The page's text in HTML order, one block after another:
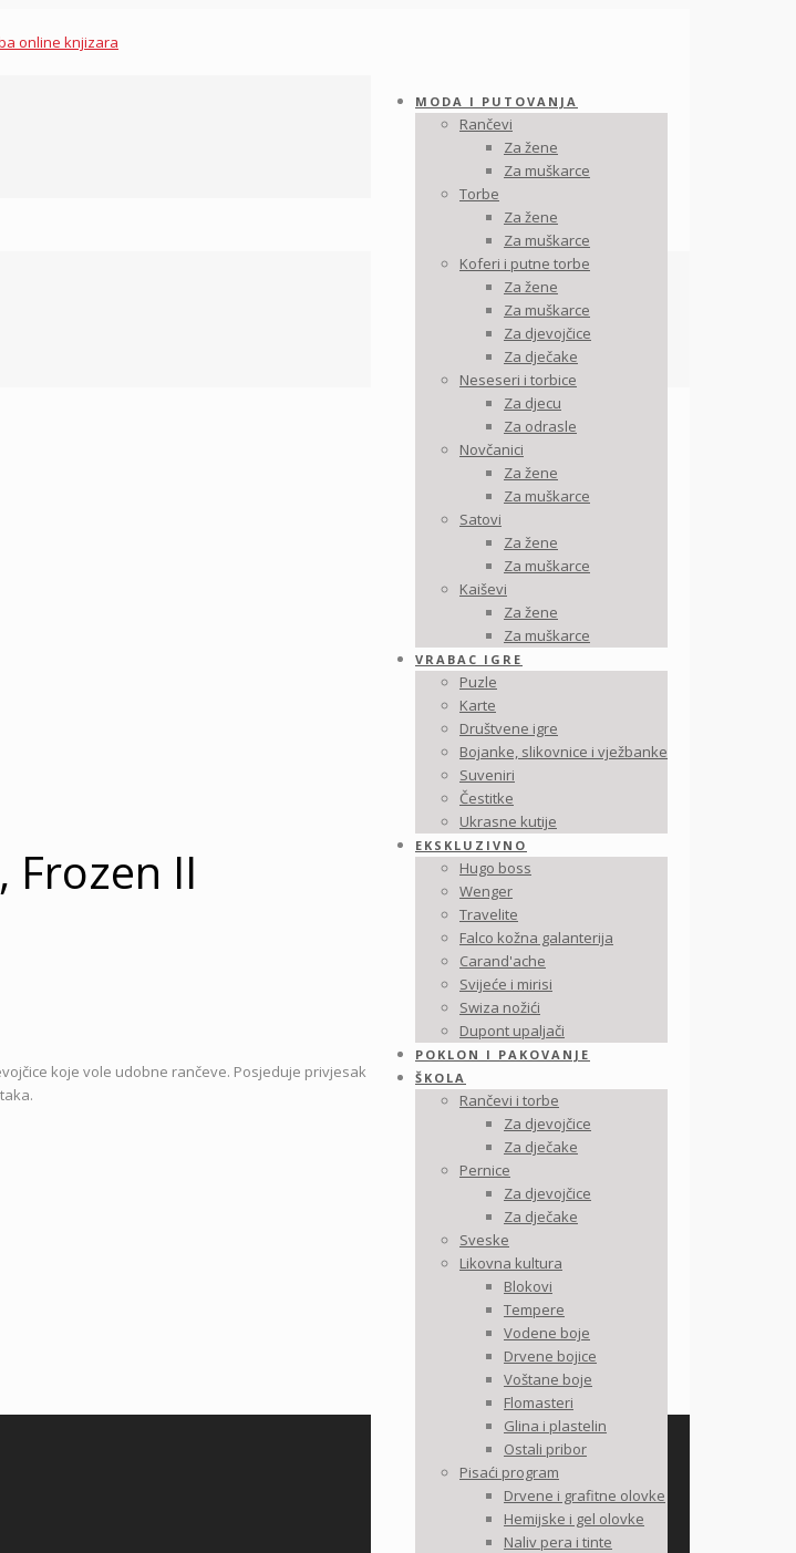
MODA I PUTOVANJA
Rančevi
Za žene
Za muškarce
Torbe
Za žene
Za muškarce
Koferi i putne torbe
Za žene
Za muškarce
Za djevojčice
Za dječake
Neseseri i torbice
Za djecu
Za odrasle
Novčanici
Za žene
Za muškarce
Satovi
Za žene
Za muškarce
Kaiševi
Za žene
Za muškarce
VRABAC IGRE
Puzle
Karte
Društvene igre
Bojanke, slikovnice i vježbanke
Suveniri
Čestitke
Ukrasne kutije
EKSKLUZIVNO
Hugo boss
Wenger
Travelite
Falco kožna galanterija
Carand'ache
Svijeće i mirisi
Swiza nožići
Dupont upaljači
POKLON I PAKOVANJE
ŠKOLA
Rančevi i torbe
Za djevojčice
Za dječake
Pernice
Za djevojčice
Za dječake
Sveske
Likovna kultura
Blokovi
Tempere
Vodene boje
Drvene bojice
Voštane boje
Flomasteri
Glina i plastelin
Ostali pribor
Pisaći program
Drvene i grafitne olovke
Hemijske i gel olovke
Naliv pera i tinte
Frozen II
koje vole udobne rančeve. Posjeduje privjesak